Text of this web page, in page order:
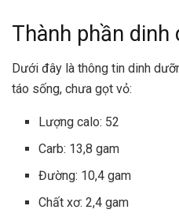
Thành phần dinh
Dưới đây là thông tin dinh
táo sống, chưa gọt vỏ:
Lượng calo: 52
Carb: 13,8 gam
Đường: 10,4 gam
Chất xơ: 2,4 gam